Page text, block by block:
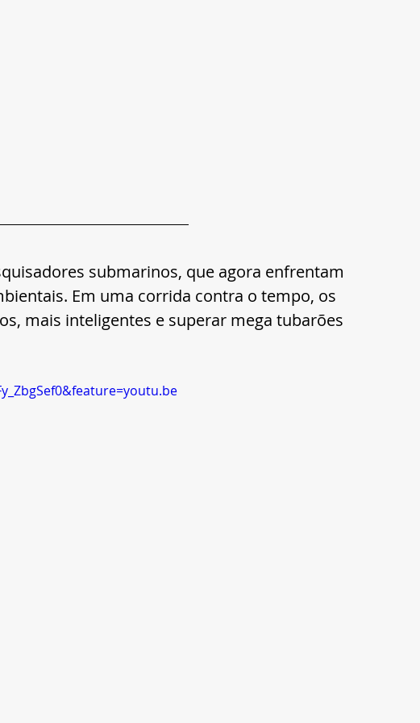
submarinos, que agora enfrentam
Em uma corrida contra o tempo, os
mais inteligentes e superar mega tubarões